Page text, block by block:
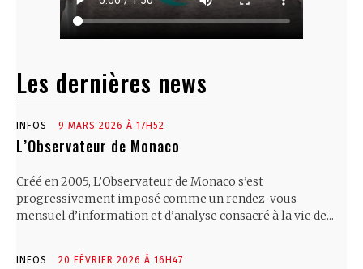
Les dernières news
INFOS 9 MARS 2026 À 17H52
L’Observateur de Monaco
Créé en 2005, L’Observateur de Monaco s’est
progressivement imposé comme un rendez-vous
mensuel d’information et d’analyse consacré à la vie de...
INFOS 20 FÉVRIER 2026 À 16H47